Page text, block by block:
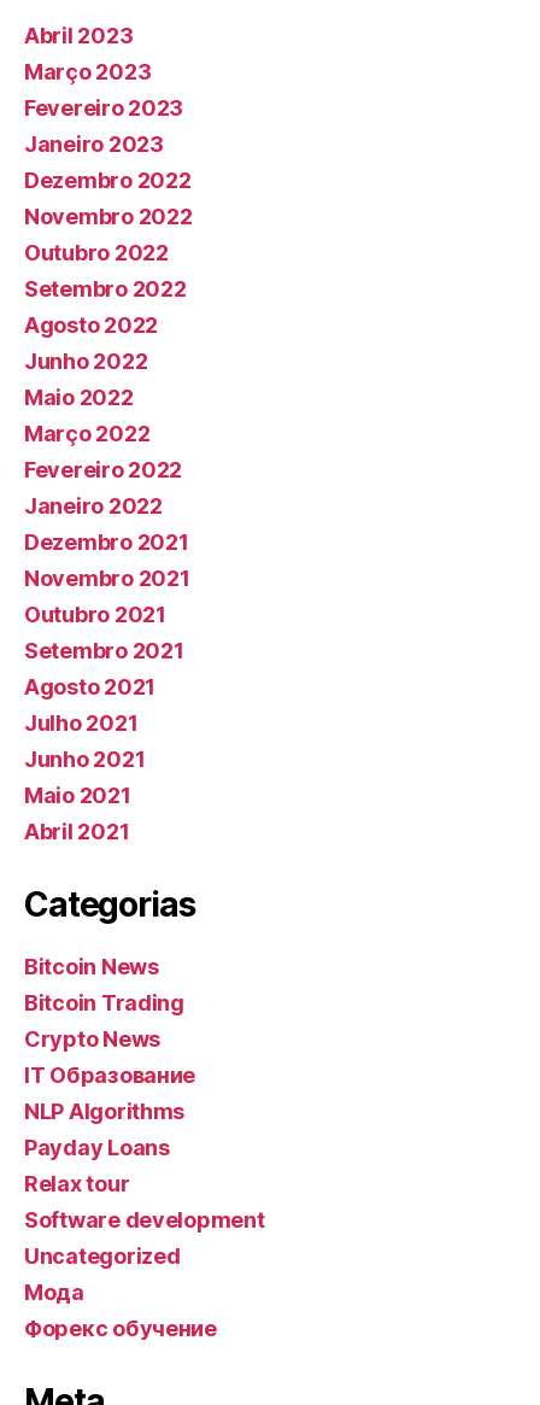
Abril 2023
Março 2023
Fevereiro 2023
Janeiro 2023
Dezembro 2022
Novembro 2022
Outubro 2022
Setembro 2022
Agosto 2022
Junho 2022
Maio 2022
Março 2022
Fevereiro 2022
Janeiro 2022
Dezembro 2021
Novembro 2021
Outubro 2021
Setembro 2021
Agosto 2021
Julho 2021
Junho 2021
Maio 2021
Abril 2021
Categorias
Bitcoin News
Bitcoin Trading
Crypto News
IT Образование
NLP Algorithms
Payday Loans
Relax tour
Software development
Uncategorized
Мода
Форекс обучение